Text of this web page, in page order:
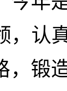
，认
，锻